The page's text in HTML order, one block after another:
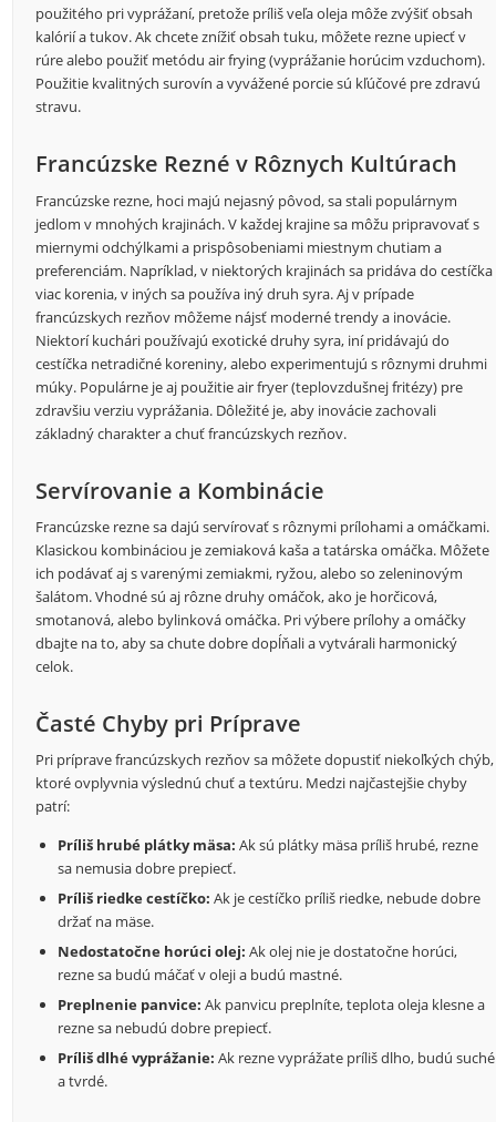
použitého pri vyprážaní, pretože príliš veľa oleja môže zvýšiť obsah
kalórií a tukov. Ak chcete znížiť obsah tuku, môžete rezne upiecť v
rúre alebo použiť metódu air frying (vyprážanie horúcim vzduchom).
Použitie kvalitných surovín a vyvážené porcie sú kľúčové pre zdravú
stravu.
Francúzske Rezné v Rôznych Kultúrach
Francúzske rezne, hoci majú nejasný pôvod, sa stali populárnym
jedlom v mnohých krajinách. V každej krajine sa môžu pripravovať s
miernymi odchýlkami a prispôsobeniami miestnym chutiam a
preferenciám. Napríklad, v niektorých krajinách sa pridáva do cestíčka
viac korenia, v iných sa používa iný druh syra. Aj v prípade
francúzskych rezňov môžeme nájsť moderné trendy a inovácie.
Niektorí kuchári používajú exotické druhy syra, iní pridávajú do
cestíčka netradičné koreniny, alebo experimentujú s rôznymi druhmi
múky. Populárne je aj použitie air fryer (teplovzdušnej fritézy) pre
zdravšiu verziu vyprážania. Dôležité je, aby inovácie zachovali
základný charakter a chuť francúzskych rezňov.
Servírovanie a Kombinácie
Francúzske rezne sa dajú servírovať s rôznymi prílohami a omáčkami.
Klasickou kombináciou je zemiaková kaša a tatárska omáčka. Môžete
ich podávať aj s varenými zemiakmi, ryžou, alebo so zeleninovým
šalátom. Vhodné sú aj rôzne druhy omáčok, ako je horčicová,
smotanová, alebo bylinková omáčka. Pri výbere prílohy a omáčky
dbajte na to, aby sa chute dobre dopĺňali a vytvárali harmonický
celok.
Časté Chyby pri Príprave
Pri príprave francúzskych rezňov sa môžete dopustiť niekoľkých chýb,
ktoré ovplyvnia výslednú chuť a textúru. Medzi najčastejšie chyby
patrí:
Príliš hrubé plátky mäsa: Ak sú plátky mäsa príliš hrubé, rezne
sa nemusia dobre prepiecť.
Príliš riedke cestíčko: Ak je cestíčko príliš riedke, nebude dobre
držať na mäse.
Nedostatočne horúci olej: Ak olej nie je dostatočne horúci,
rezne sa budú máčať v oleji a budú mastné.
Preplnenie panvice: Ak panvicu preplníte, teplota oleja klesne a
rezne sa nebudú dobre prepiecť.
Príliš dlhé vyprážanie: Ak rezne vyprážate príliš dlho, budú suché
a tvrdé.